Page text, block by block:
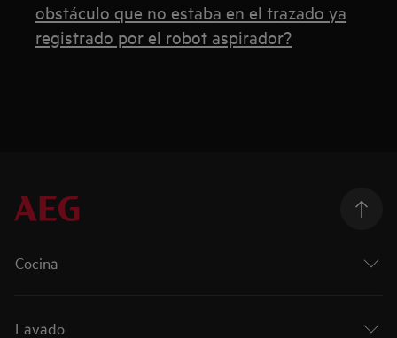
obstáculo que no estaba en el trazado ya
registrado por el robot aspirador?
Cocina
Lavado